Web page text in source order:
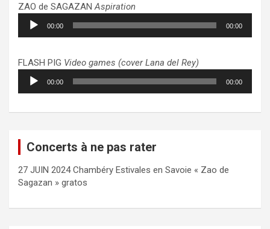
ZAO de SAGAZANAspiration
Lecteur
audio
00:00 00:00
FLASH PIG Video games (cover Lana del Rey)
Lecteur
audio
00:00 00:00
Concerts à ne pas rater
27 JUIN 2024 Chambéry Estivales en Savoie « Zao de
Sagazan » gratos